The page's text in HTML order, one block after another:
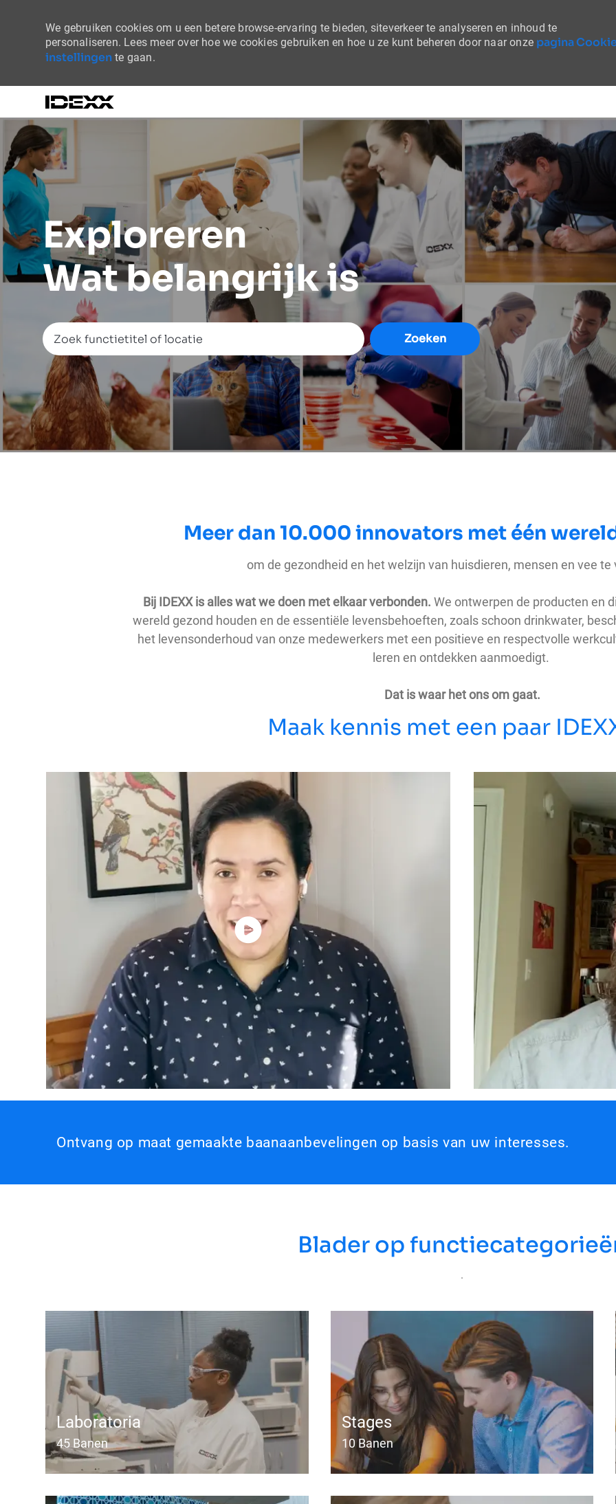
We gebruiken cookies om u een betere browse-ervaring te bieden, siteverkeer te analyseren en inhoud te
personaliseren. Lees meer over hoe we cookies gebruiken en hoe u ze kunt beheren door naar onze pagina
instellingen te gaan.
Exploreren
Wat belangrijk is
Zoek functietitel of locatie
Zoeken
Meer dan 10.000 innovators met één
om de gezondheid en het welzijn van huisdieren, mensen en vee te
Bij IDEXX is alles wat we doen met elkaar verbonden. We ontwerpen de producten en
wereld gezond houden en de essentiële levensbehoeften, zoals schoon drinkwater,
het levensonderhoud van onze medewerkers met een positieve en respectvolle
leren en ontdekken aanmoedigt.
Dat is waar het ons om gaat.
Maak kennis met een paar
Ontvang op maat gemaakte baanaanbevelingen op basis van uw interesses.
Blader op
.
Laboratoria
45 Banen
Stages
10 Banen